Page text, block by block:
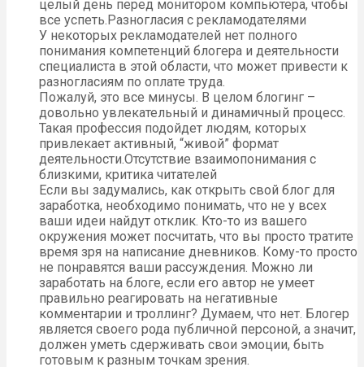
целый день перед монитором компьютера, чтобы
все успеть.Разногласия с рекламодателями
У некоторых рекламодателей нет полного
понимания компетенций блогера и деятельности
специалиста в этой области, что может привести к
разногласиям по оплате труда.
Пожалуй, это все минусы. В целом блогинг –
довольно увлекательный и динамичный процесс.
Такая профессия подойдет людям, которых
привлекает активный, “живой” формат
деятельности.Отсутствие взаимопонимания с
близкими, критика читателей
Если вы задумались, как открыть свой блог для
заработка, необходимо понимать, что не у всех
ваши идеи найдут отклик. Кто-то из вашего
окружения может посчитать, что вы просто тратите
время зря на написание дневников. Кому-то просто
не понравятся ваши рассуждения. Можно ли
заработать на блоге, если его автор не умеет
правильно реагировать на негативные
комментарии и троллинг? Думаем, что нет. Блогер
является своего рода публичной персоной, а значит,
должен уметь сдерживать свои эмоции, быть
готовым к разным точкам зрения.